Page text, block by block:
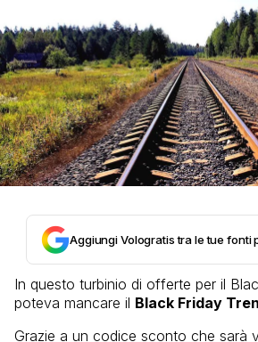
Aggiungi Vologratis tra le tue fonti
In questo turbinio di offerte per il
poteva mancare il Black Friday
Grazie a un codice sconto che sarà